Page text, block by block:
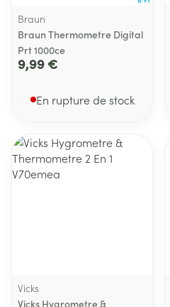
Braun
Braun Thermometre Digital
Prt 1000ce
9,99 €
En rupture de stock
Vicks
Vicks Hygrometre &